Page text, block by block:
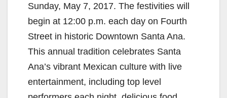
Sunday, May 7, 2017. The festivities will
begin at 12:00 p.m. each day on Fourth
Street in historic Downtown Santa Ana.
This annual tradition celebrates Santa
Ana’s vibrant Mexican culture with live
entertainment, including top level